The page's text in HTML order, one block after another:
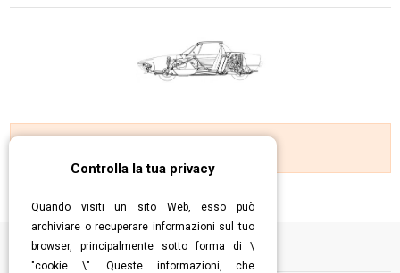
Informazioni
Controlla la tua privacy
Quando visiti un sito Web, esso può
archiviare o recuperare informazioni sul tuo
browser, principalmente sotto forma di \
"cookie \". Queste informazioni, che